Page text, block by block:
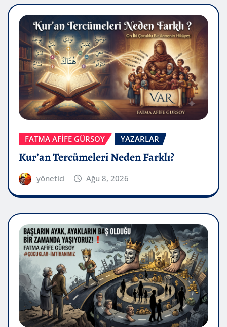
FATMA AFİFE GÜRSOY YAZARLAR
Kur’an Tercümeleri Neden Farklı?
yönetici Ağu 8, 2026